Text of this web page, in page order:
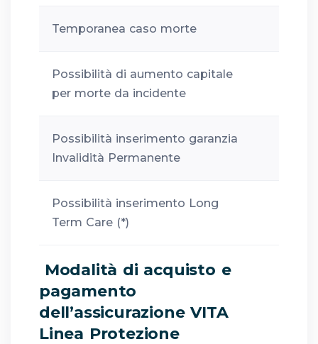
Temporanea caso morte
Possibilità di aumento capitale
per morte da incidente
Possibilità inserimento garanzia
Invalidità Permanente
Possibilità inserimento Long
Term Care (*)
Modalità di acquisto e
pagamento
dell’assicurazione VITA
Linea Protezione